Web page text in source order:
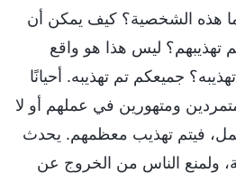
هذه الشخصية؟ كيف يمكن أن
تهذيبهم؟ ليس هذا هو واقع
جميعكم تم تهذيبه. أحيانًا
ومتهورين في عملهم أو لا
فيتم تهذيب معظمهم. يحدث
ولمنع الناس من الخروج عن